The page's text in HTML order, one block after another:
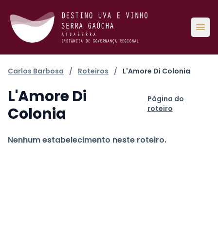
Carlos Barbosa / Roteiros / L'Amore Di Colonia
L'Amore Di
Colonia
Página do
roteiro
Nenhum estabelecimento neste roteiro.